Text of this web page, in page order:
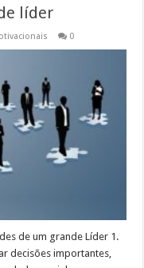
líder
0
de um grande Líder 1.
decisões importantes,